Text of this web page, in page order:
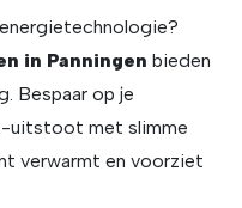
in Panningen bieden
Bespaar op je
uitstoot met slimme
verwarmt en voorziet